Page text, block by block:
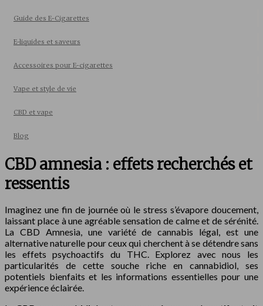
Guide des E-Cigarettes
E-liquides et saveurs
Accessoires pour E-cigarettes
Vape et style de vie
CBD et vape
Blog
CBD amnesia : effets recherchés et
ressentis
Imaginez une fin de journée où le stress s’évapore doucement,
laissant place à une agréable sensation de calme et de sérénité.
La CBD Amnesia, une variété de cannabis légal, est une
alternative naturelle pour ceux qui cherchent à se détendre sans
les effets psychoactifs du THC. Explorez avec nous les
particularités de cette souche riche en cannabidiol, ses
potentiels bienfaits et les informations essentielles pour une
expérience éclairée.